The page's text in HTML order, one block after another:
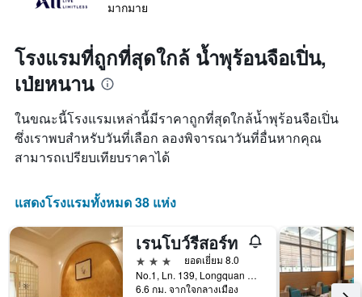
มากมาย
โรงแรมที่ถูกที่สุดใกล้ น้ำพุร้อนจือเปิ่น,
เป่ยหนาน
ในขณะนี้โรงแรมเหล่านี้มีราคาถูกที่สุดใกล้น้ำพุร้อนจือเปิ่น
ซึ่งเราพบสำหรับวันที่เลือก ลองพิจารณาวันที่อื่นหากคุณ
สามารถเปรียบเทียบราคาได้
แสดงโรงแรมทั้งหมด 38 แห่ง
เรนโบว์รีสอร์ท
3 ดาว
ยอดเยี่ยม 8.0
No.1, Ln. 139, Longquan Rd, เป่ยหนาน, ไต้หวัน
6.6 กม. จากใจกลางเมือง